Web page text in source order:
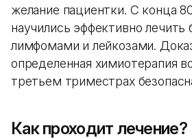
желание пациентки. С конца
научились эффективно
лимфомами и лейкозами.
определенная химиотерапия
третьем триместрах
Как проходит лечение?